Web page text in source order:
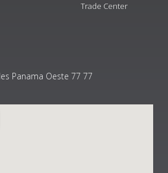
Trade Center
Panama Oeste 77 77